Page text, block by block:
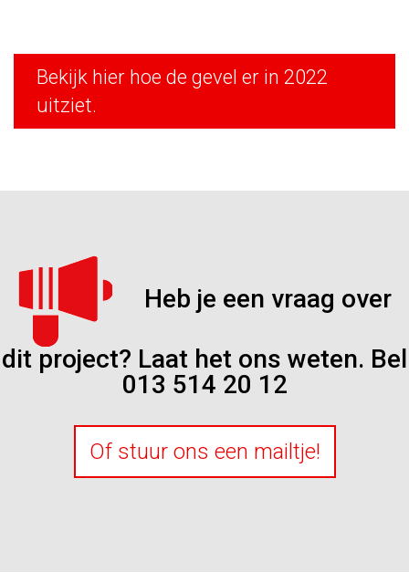
Bekijk hier hoe de gevel er in 2022
uitziet.
Heb je een vraag over
dit project? Laat het ons weten. Bel
013 514 20 12
Of stuur ons een mailtje!